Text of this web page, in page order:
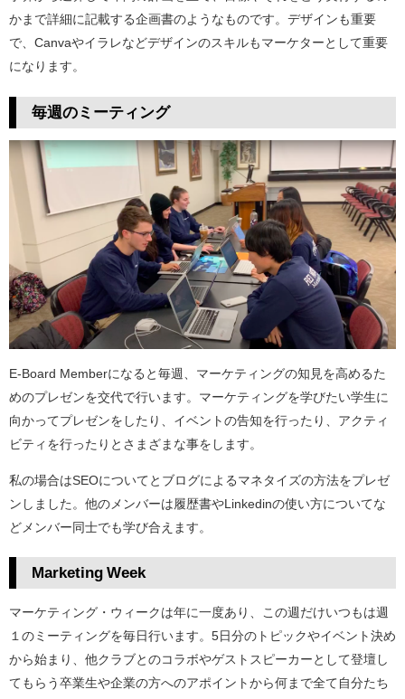
かまで詳細に記載する企画書のようなものです。デザインも重要
で、Canvaやイラレなどデザインのスキルもマーケターとして重要
になります。
毎週のミーティング
E-Board Memberになると毎週、マーケティングの知見を高めるた
めのプレゼンを交代で行います。マーケティングを学びたい学生に
向かってプレゼンをしたり、イベントの告知を行ったり、アクティ
ビティを行ったりとさまざまな事をします。
私の場合はSEOについてとブログによるマネタイズの方法をプレゼ
ンしました。他のメンバーは履歴書やLinkedinの使い方についてな
どメンバー同士でも学び合えます。
Marketing Week
マーケティング・ウィークは年に一度あり、この週だけいつもは週
１のミーティングを毎日行います。5日分のトピックやイベント決め
から始まり、他クラブとのコラボやゲストスピーカーとして登壇し
てもらう卒業生や企業の方へのアポイントから何まで全て自分たち